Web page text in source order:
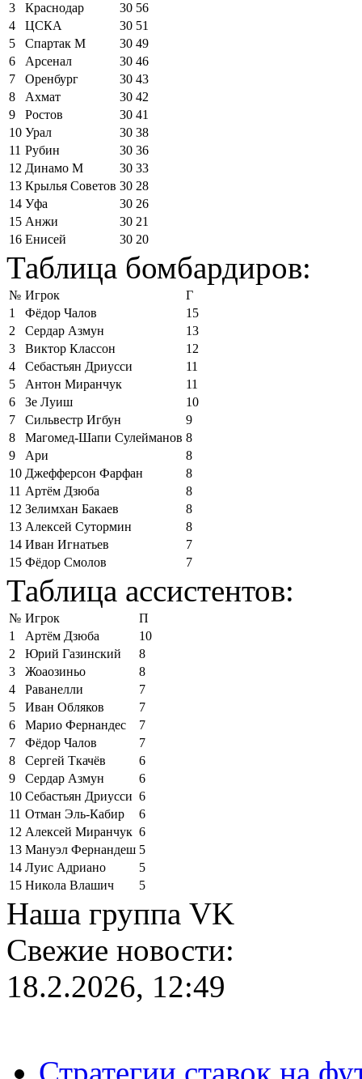
3
Краснодар 30 56
4
ЦСКА 30 51
5
Спартак М 30 49
6
Арсенал 30 46
7
Оренбург 30 43
8
Ахмат 30 42
9
Ростов 30 41
10 Урал 30 38
11 Рубин 30 36
12 Динамо М 30 33
13 Крылья Советов 30 28
14 Уфа 30 26
15 Анжи 30 21
16 Енисей 30 20
Таблица бомбардиров:
№ Игрок
Г
1
Фёдор Чалов
15
2
Сердар Азмун
13
3
Виктор Классон
12
4
Себастьян Дриусси
11
5
Антон Миранчук
11
6
Зе Луиш
10
7
Сильвестр Игбун
9
8
Магомед-Шапи Сулейманов 8
9
Ари
8
10 Джефферсон Фарфан
8
11 Артём Дзюба
8
12 Зелимхан Бакаев
8
13 Алексей Сутормин
8
14 Иван Игнатьев
7
15 Фёдор Смолов 7
Таблица ассистентов:
№ Игрок
П
1
Артём Дзюба
10
2
Юрий Газинский
8
3
Жоаозиньо
8
4
Раванелли
7
5
Иван Обляков
7
6
Марио Фернандес
7
7
Фёдор Чалов
7
8
Сергей Ткачёв
6
9
Сердар Азмун
6
10 Себастьян Дриусси 6
11 Отман Эль-Кабир
6
12 Алексей Миранчук 6
13 Мануэл Фернандеш 5
14 Луис Адриано
5
15 Никола Влашич 5
Наша группа VK
Свежие новости:
18.2.2026, 12:49